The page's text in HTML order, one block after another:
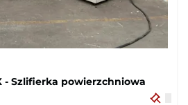
- Szlifierka powierzchniowa